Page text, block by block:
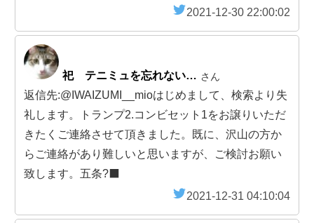
2021-12-30 22:00:02
祀 テニミュを忘れない… さん
返信先:@IWAIZUMI__mioはじめまして、検索より失
礼します。トランプ2.コンビセット1をお譲りいただ
きたくご連絡させて頂きました。既に、沢山の方か
らご連絡があり難しいと思いますが、ご検討お願い
致します。五条?‍⬛
2021-12-31 04:10:04